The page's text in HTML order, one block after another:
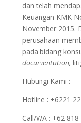
dan telah
Keuangan KMK
November 2015.
perusahaan
pada bidang
documentation,
Hubungi Kami :
Hotline : +6221
Call/WA : +62